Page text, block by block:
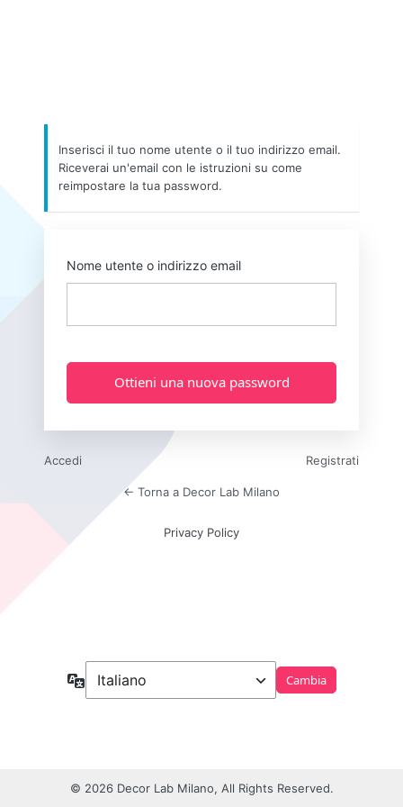
Inserisci il tuo nome utente o il tuo indirizzo email.
Riceverai un'email con le istruzioni su come
reimpostare la tua password.
Nome utente o indirizzo email
Accedi Registrati
← Torna a Decor Lab Milano
Privacy Policy
Lingua
© 2026 Decor Lab Milano, All Rights Reserved.